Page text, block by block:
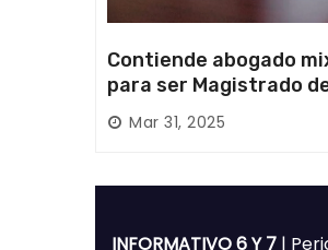
Contiende abogado
para ser Magistrado
Poder Judicial; es
de Huajuapan de León
Mar 31, 2025
INFORMATIVO 6 Y 7 |